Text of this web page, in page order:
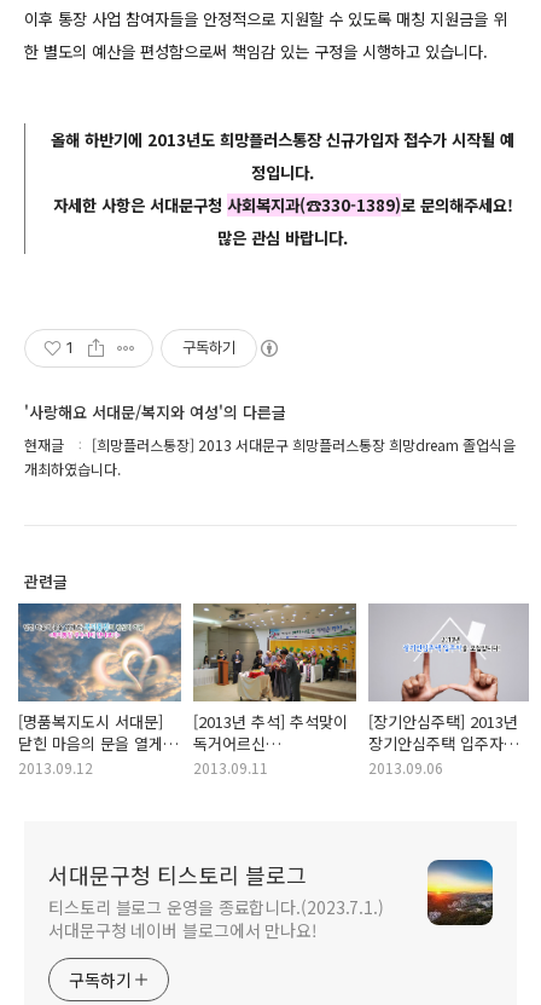
이후 통장 사업 참여자들을 안정적으로 지원할 수 있도록 매칭 지원금을 위
한 별도의 예산을 편성함으로써 책임감 있는 구정을 시행하고 있습니다.
올해 하반기에 2013년도 희망플러스통장신규가입자 접수가 시작될 예
정입니다.
자세한 사항은 서대문구청 사회복지과(☎330-1389)로 문의해주세요!
많은 관심 바랍니다.
1 구독하기
'사랑해요 서대문/복지와 여성'의 다른글
현재글
[희망플러스통장] 2013 서대문구 희망플러스통장 희망dream 졸업식을
개최하였습니다.
관련글
[명품복지도시 서대문]
닫힌 마음의 문을 열게
한 복지통장의 관심과
2013.09.12
[2013년 추석] 추석맞이
독거어르신
"칠팔순잔치"를
2013.09.11
[장기안심주택] 2013년
장기안심주택 입주자를
모집합니다!
2013.09.06
서대문구청 티스토리 블로그
티스토리 블로그 운영을 종료합니다.(2023.7.1.)
서대문구청 네이버 블로그에서 만나요!
구독하기